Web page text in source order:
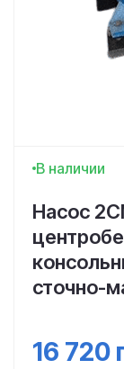
В наличии
Насос
сточно-
16 720